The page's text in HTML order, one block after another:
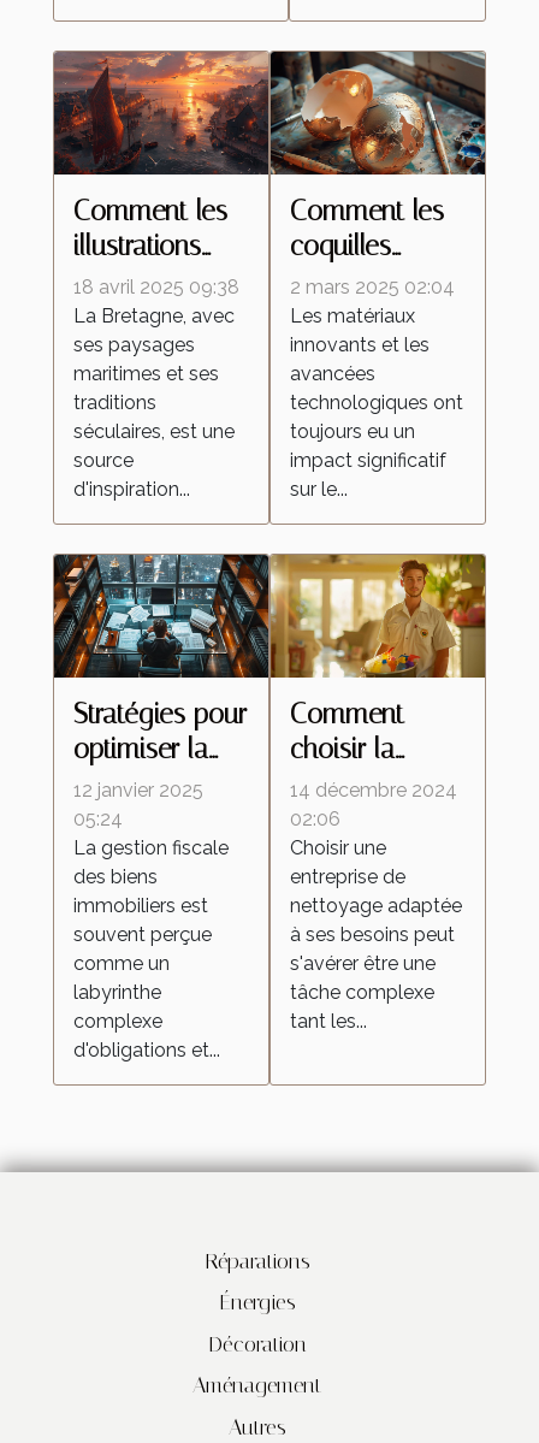
Comment les
illustrations
inspirées de la
Bretagne
célèbrent la
culture
régionale
18 avril 2025 09:38
La Bretagne, avec
ses paysages
maritimes et ses
traditions
séculaires, est une
source
d'inspiration...
Comment les
coquilles
d'œufs
améliorent les
peintures
réfléchissantes
2 mars 2025 02:04
Les matériaux
innovants et les
avancées
technologiques ont
toujours eu un
impact significatif
sur le...
Stratégies pour
optimiser la
fiscalité de vos
biens
immobiliers
12 janvier 2025
05:24
La gestion fiscale
des biens
immobiliers est
souvent perçue
comme un
labyrinthe
complexe
d'obligations et...
Comment
choisir la
meilleure
entreprise de
nettoyage
pour vos
besoins
14 décembre 2024
02:06
Choisir une
entreprise de
nettoyage adaptée
à ses besoins peut
s'avérer être une
tâche complexe
tant les...
Réparations
Énergies
Décoration
Aménagement
Autres